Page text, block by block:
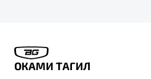
ОКАМИ ТАГИЛ